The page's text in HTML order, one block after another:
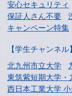
安心セキュリティ
保証人さん不要
キャンペーン特集
【学生チャンネル
北九州市立大学
東筑紫短期大学・
西日本工業大学